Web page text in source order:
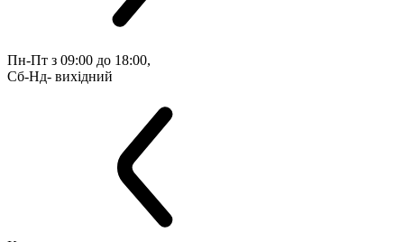
Пн-Пт з 09:00 до 18:00,
Сб-Нд- вихідний